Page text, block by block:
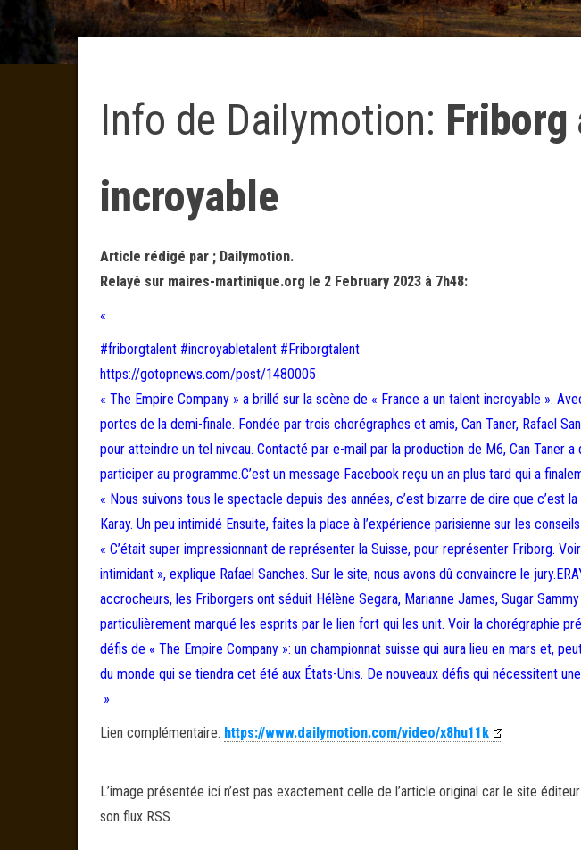
Info de Dailymotion:
incroyable
Article rédigé par ; Dailymotion.
Relayé sur maires-martinique.org le 2 February 2023 à 7h48:
«
#friborgtalent #incroyabletalent #Friborgtalent
https://gotopnews.com/post/1480005
« The Empire Company » a brillé sur la scène de « France a un talent incroyable ».
portes de la demi-finale. Fondée par trois chorégraphes et amis, Can Taner, Rafael
pour atteindre un tel niveau. Contacté par e-mail par la production de M6, Can Taner
participer au programme.C’est un message Facebook reçu un an plus tard qui a
« Nous suivons tous le spectacle depuis des années, c’est bizarre de dire que c’est
Karay. Un peu intimidé Ensuite, faites la place à l’expérience parisienne sur les
« C’était super impressionnant de représenter la Suisse, pour représenter Friborg.
intimidant », explique Rafael Sanches. Sur le site, nous avons dû convaincre le
accrocheurs, les Friborgers ont séduit Hélène Segara, Marianne James, Sugar
particulièrement marqué les esprits par le lien fort qui les unit. Voir la chorégraphie
défis de « The Empire Company »: un championnat suisse qui aura lieu en mars et,
du monde qui se tiendra cet été aux États-Unis. De nouveaux défis qui nécessitent
»
Lien complémentaire: https://www.dailymotion.com/video/x8hu11k
L’image présentée ici n’est pas exactement celle de l’article original car le site
son flux RSS.